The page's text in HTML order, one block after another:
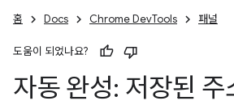
홈 Docs Chrome DevTools 패널
도움이 되었나요?
자동 완성: 저장된 주